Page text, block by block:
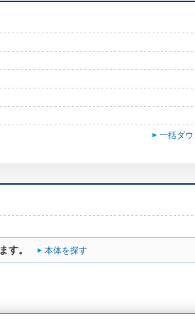
一括ダ
す。 本体を探す